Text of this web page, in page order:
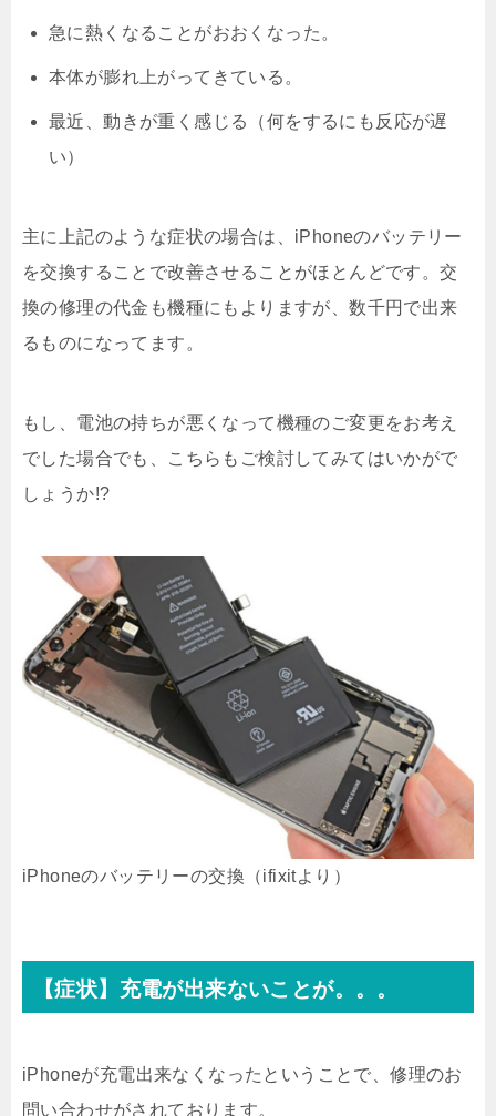
急に熱くなることがおおくなった。
本体が膨れ上がってきている。
最近、動きが重く感じる（何をするにも反応が遅
い）
主に上記のような症状の場合は、iPhoneのバッテリー
を交換することで改善させることがほとんどです。交
換の修理の代金も機種にもよりますが、数千円で出来
るものになってます。
もし、電池の持ちが悪くなって機種のご変更をお考え
でした場合でも、こちらもご検討してみてはいかがで
しょうか!?
iPhoneのバッテリーの交換（ifixitより）
【症状】充電が出来ないことが。。。
iPhoneが充電出来なくなったということで、修理のお
問い合わせがされております。